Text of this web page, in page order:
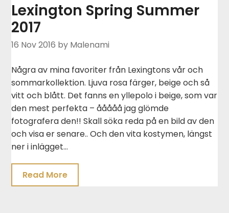
Lexington Spring Summer
2017
16 Nov 2016 by Malenami
Några av mina favoriter från Lexingtons vår och
sommarkollektion. Ljuva rosa färger, beige och så
vitt och blått. Det fanns en yllepolo i beige, som var
den mest perfekta – ååååå jag glömde
fotografera den!! Skall söka reda på en bild av den
och visa er senare.. Och den vita kostymen, längst
ner i inlägget…
Read More